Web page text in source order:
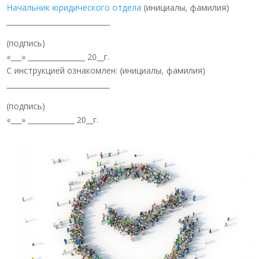
Начальник юридического отдела (инициалы, фамилия)
(подпись)
«___» ________________ 20__г.
С инструкцией ознакомлен: (инициалы, фамилия)
(подпись)
«___» _____________ 20__г.